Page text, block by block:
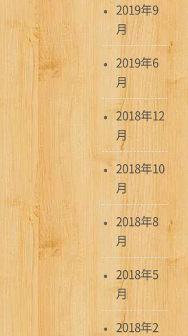
2019年9
月
2019年6
月
2018年12
月
2018年10
月
2018年8
月
2018年5
月
2018年2